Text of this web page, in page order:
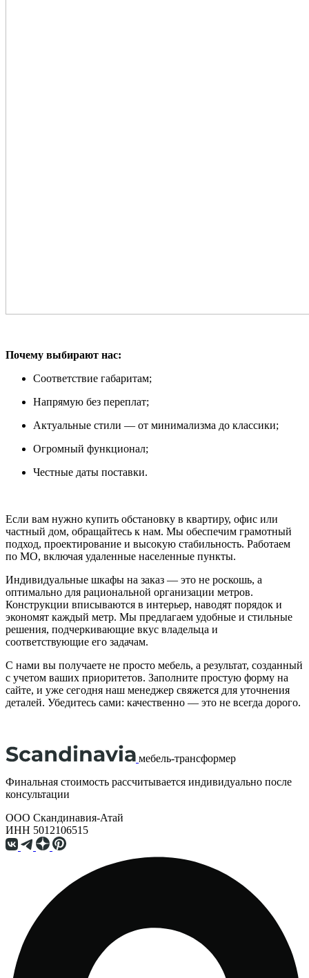
Почему выбирают нас:
Соответствие габаритам;
Напрямую без переплат;
Актуальные стили — от минимализма до классики;
Огромный функционал;
Честные даты поставки.
Если вам нужно купить обстановку в квартиру, офис или
частный дом, обращайтесь к нам. Мы обеспечим грамотный
подход, проектирование и высокую стабильность. Работаем
по МО, включая удаленные населенные пункты.
Индивидуальные шкафы на заказ — это не роскошь, а
оптимально для рациональной организации метров.
Конструкции вписываются в интерьер, наводят порядок и
экономят каждый метр. Мы предлагаем удобные и стильные
решения, подчеркивающие вкус владельца и
соответствующие его задачам.
С нами вы получаете не просто мебель, а результат, созданный
с учетом ваших приоритетов. Заполните простую форму на
сайте, и уже сегодня наш менеджер свяжется для уточнения
деталей. Убедитесь сами: качественно — это не всегда дорого.
мебель-трансформер
Финальная стоимость рассчитывается индивидуально после
консультации
ООО Скандинавия-Атай
ИНН 5012106515